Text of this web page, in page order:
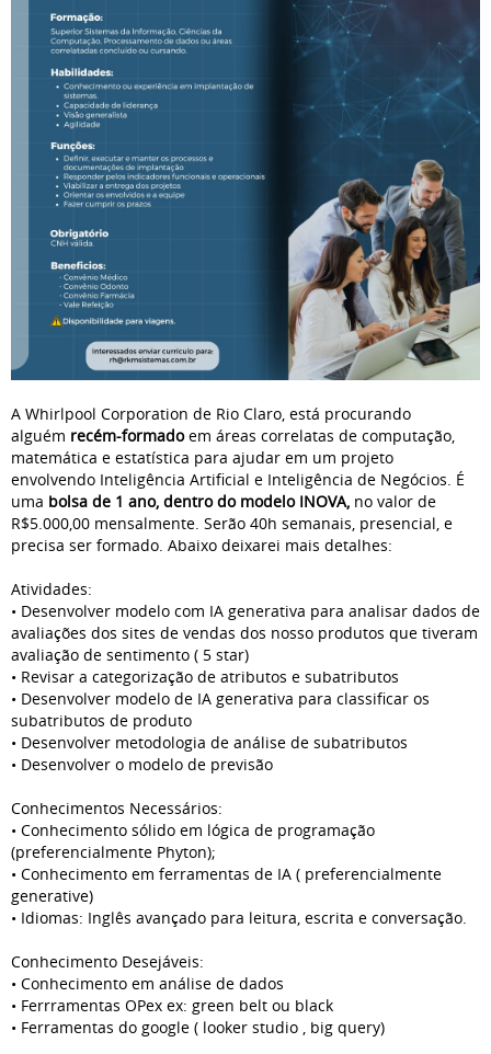
A Whirlpool Corporation de Rio Claro, está procurando
alguém recém-formadoem áreas correlatas de computação,
matemática e estatística para ajudar em um projeto
envolvendo Inteligência Artificial e Inteligência de Negócios. É
uma bolsa de 1 ano, dentro do modelo INOVA, no valor de
R$5.000,00 mensalmente. Serão 40h semanais, presencial, e
precisa ser formado. Abaixo deixarei mais detalhes:
Atividades:
• Desenvolver modelo com IA generativa para analisar dados de
avaliações dos sites de vendas dos nosso produtos que tiveram
avaliação de sentimento ( 5 star)
• Revisar a categorização de atributos e subatributos
• Desenvolver modelo de IA generativa para classificar os
subatributos de produto
• Desenvolver metodologia de análise de subatributos
• Desenvolver o modelo de previsão
Conhecimentos Necessários:
• Conhecimento sólido em lógica de programação
(preferencialmente Phyton);
• Conhecimento em ferramentas de IA ( preferencialmente
generative)
• Idiomas: Inglês avançado para leitura, escrita e conversação.
Conhecimento Desejáveis:
• Conhecimento em análise de dados
• Ferrramentas OPex ex: green belt ou black
• Ferramentas do google ( looker studio , big query)